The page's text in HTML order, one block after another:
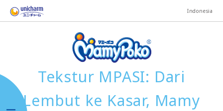
Indonesia
Tekstur MPASI: Dari
Lembut ke Kasar, Mamy